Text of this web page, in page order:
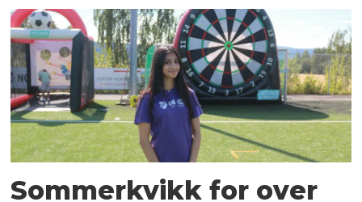
Sommerkvikk for over